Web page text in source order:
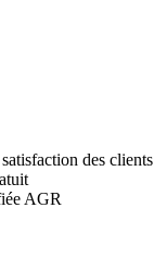
des clients
AGR